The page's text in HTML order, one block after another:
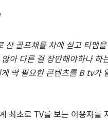
산 골프채를 차에 싣고 티맵
아 다른 걸 장만해야하나 하
딱 필요한 콘텐츠를B tv가
최초로TV를 보는 이용자를